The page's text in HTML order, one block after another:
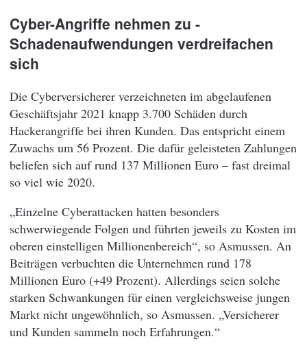
Cyber-Angriffe nehmen zu -
Schadenaufwendungen verdreifachen
sich
Die Cyberversicherer verzeichneten im abgelaufenen
Geschäftsjahr 2021 knapp 3.700 Schäden durch
Hackerangriffe bei ihren Kunden. Das entspricht einem
Zuwachs um 56 Prozent. Die dafür geleisteten Zahlungen
beliefen sich auf rund 137 Millionen Euro – fast dreimal
so viel wie 2020.
„Einzelne Cyberattacken hatten besonders
schwerwiegende Folgen und führten jeweils zu Kosten im
oberen einstelligen Millionenbereich“, so Asmussen. An
Beiträgen verbuchten die Unternehmen rund 178
Millionen Euro (+49 Prozent). Allerdings seien solche
starken Schwankungen für einen vergleichsweise jungen
Markt nicht ungewöhnlich, so Asmussen. „Versicherer
und Kunden sammeln noch Erfahrungen.“